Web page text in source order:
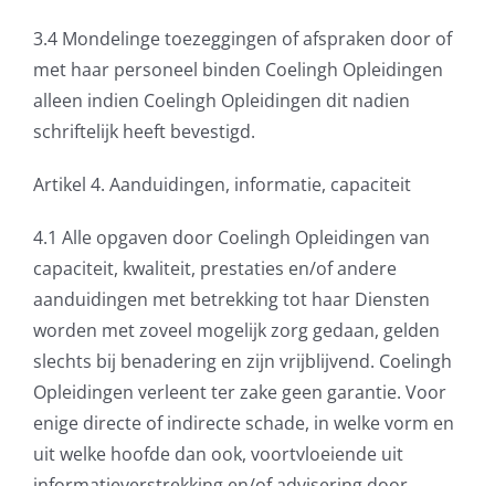
3.4 Mondelinge toezeggingen of afspraken door of
met haar personeel binden Coelingh Opleidingen
alleen indien Coelingh Opleidingen dit nadien
schriftelijk heeft bevestigd.
Artikel 4. Aanduidingen, informatie, capaciteit
4.1 Alle opgaven door Coelingh Opleidingen van
capaciteit, kwaliteit, prestaties en/of andere
aanduidingen met betrekking tot haar Diensten
worden met zoveel mogelijk zorg gedaan, gelden
slechts bij benadering en zijn vrijblijvend. Coelingh
Opleidingen verleent ter zake geen garantie. Voor
enige directe of indirecte schade, in welke vorm en
uit welke hoofde dan ook, voortvloeiende uit